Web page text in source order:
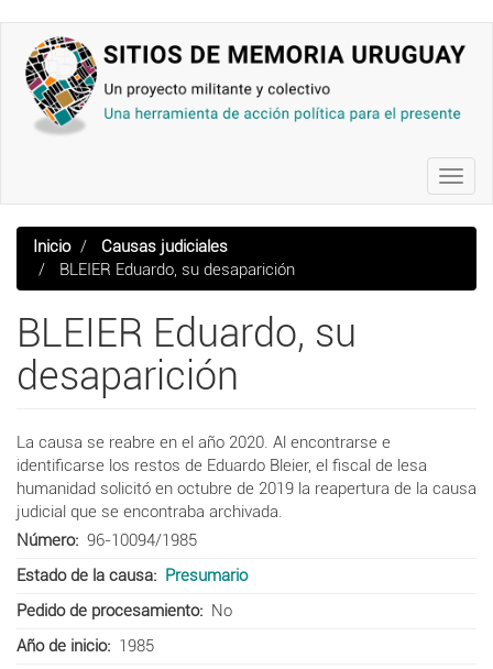
contenido
principal
Inicio
Causas judiciales
BLEIER Eduardo, su desaparición
BLEIER Eduardo, su
desaparición
La causa se reabre en el año 2020. Al encontrarse e
identificarse los restos de Eduardo Bleier, el fiscal de lesa
humanidad solicitó en octubre de 2019 la reapertura de la causa
judicial que se encontraba archivada.
Número
96-10094/1985
Estado de la causa
Presumario
Pedido de procesamiento
No
Año de inicio
1985